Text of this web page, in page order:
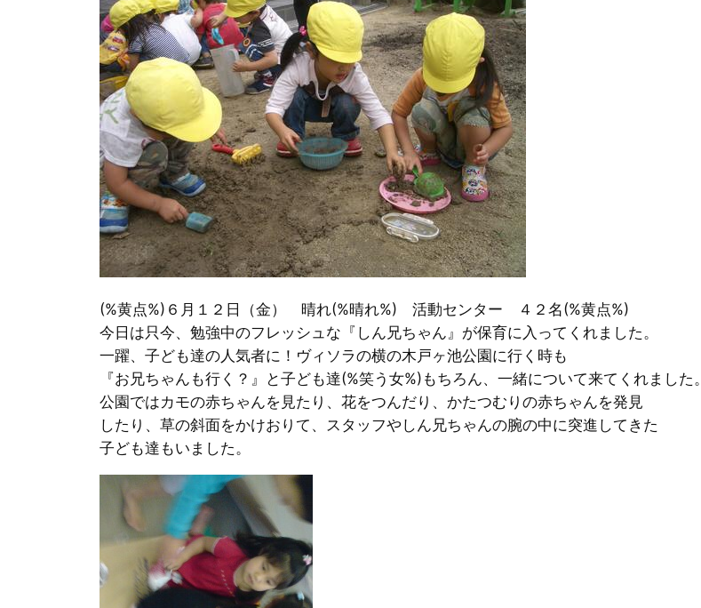
(%黄点%)６月１２日（金） 晴れ(%晴れ%) 活動センター ４２名(%黄点%)
今日は只今、勉強中のフレッシュな『しん兄ちゃん』が保育に入ってくれました。
一躍、子ども達の人気者に！ヴィソラの横の木戸ヶ池公園に行く時も
『お兄ちゃんも行く？』と子ども達(%笑う女%)もちろん、一緒について来てくれました。
公園ではカモの赤ちゃんを見たり、花をつんだり、かたつむりの赤ちゃんを発見
したり、草の斜面をかけおりて、スタッフやしん兄ちゃんの腕の中に突進してきた
子ども達もいました。